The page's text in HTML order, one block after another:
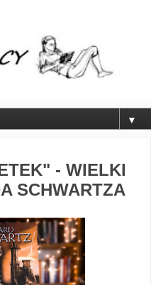
▼
- WIELKI
SCHWARTZA